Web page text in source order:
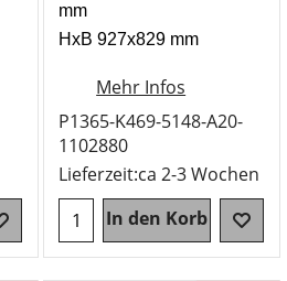
mm
HxB 927x829 mm
Mehr Infos
P1365-K469-5148-A20-
1102880
Lieferzeit:ca 2-3 Wochen
In den Korb